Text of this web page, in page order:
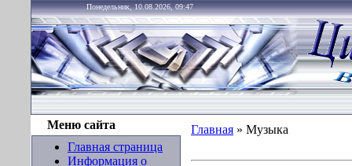
Понедельник, 10.08.2026, 09:47
Меню сайта
Главная страница
Информация о
Главная » Музыка